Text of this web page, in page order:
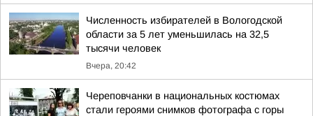
Численность избирателей в Вологодской
области за 5 лет уменьшилась на 32,5
тысячи человек
Вчера, 20:42
Череповчанки в национальных костюмах
стали героями снимков фотографа с горы